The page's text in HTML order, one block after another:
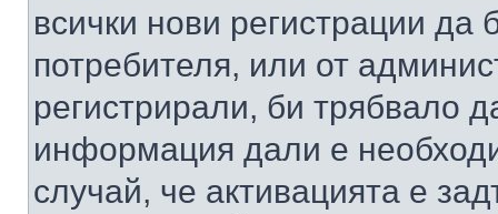
всички нови регистрации да
потребителя, или от
регистрирали, би трябвало
информация дали е
случай, че активацията е